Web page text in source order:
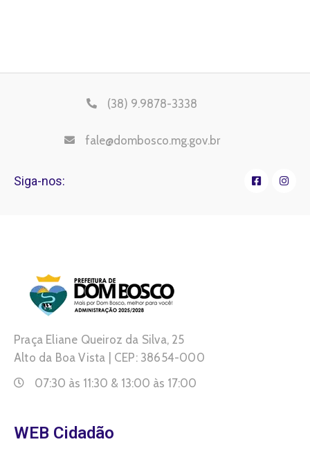
(38) 9.9878-3338
fale@dombosco.mg.gov.br
Siga-nos:
Praça Eliane Queiroz da Silva, 25
Alto da Boa Vista | CEP: 38654-000
07:30 às 11:30 & 13:00 às 17:00
WEB Cidadão